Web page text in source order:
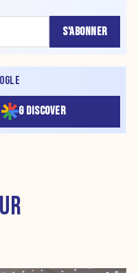
S'ABONNER
G DISCOVER